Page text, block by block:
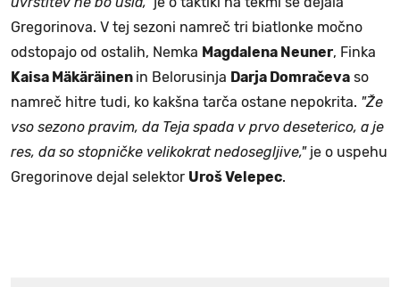
Gregorinova. V tej sezoni namreč tri biatlonke močno
odstopajo od ostalih, Nemka Magdalena Neuner, Finka
Kaisa Mäkäräinen in Belorusinja Darja Domračeva so
namreč hitre tudi, ko kakšna tarča ostane nepokrita. "Že
vso sezono pravim, da Teja spada v prvo deseterico, a je
res, da so stopničke velikokrat nedosegljive,"je o uspehu
Gregorinove dejal selektor Uroš Velepec.